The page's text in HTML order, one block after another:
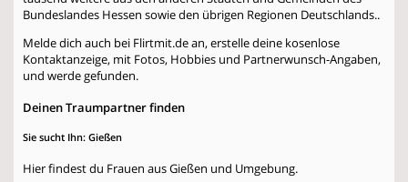
Bundeslandes Hessen sowie den übrigen Regionen Deutschlands..
Melde dich auch bei Flirtmit.de an, erstelle deine kosenlose
Kontaktanzeige, mit Fotos, Hobbies und Partnerwunsch-Angaben,
und werde gefunden.
Deinen Traumpartner finden
Sie sucht Ihn: Gießen
Hier findest du Frauen aus Gießen und Umgebung.